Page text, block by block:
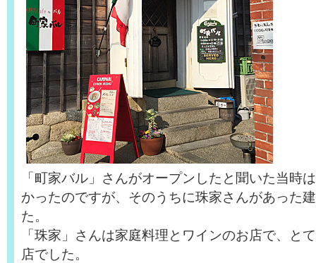
「町家バル」さんがオープンしたと聞いた当時
かったのですが、そのうちに珠家さんがあった
た。
「珠家」さんは家庭料理とワインのお店で、と
店でした。